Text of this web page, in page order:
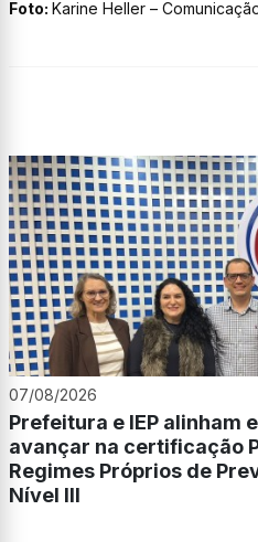
Foto: Karine Heller –
07/08/2026
Prefeitura e IEP alinham
avançar na certificação
Regimes Próprios de
Nível III